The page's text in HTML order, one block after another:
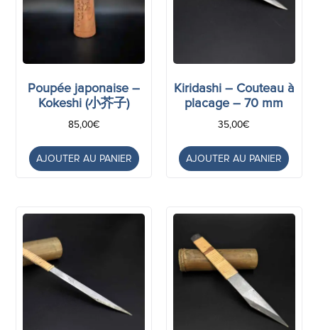
Poupée japonaise –
Kokeshi (小芥子)
85,00€
AJOUTER AU PANIER
Kiridashi – Couteau à
placage – 70 mm
35,00€
AJOUTER AU PANIER